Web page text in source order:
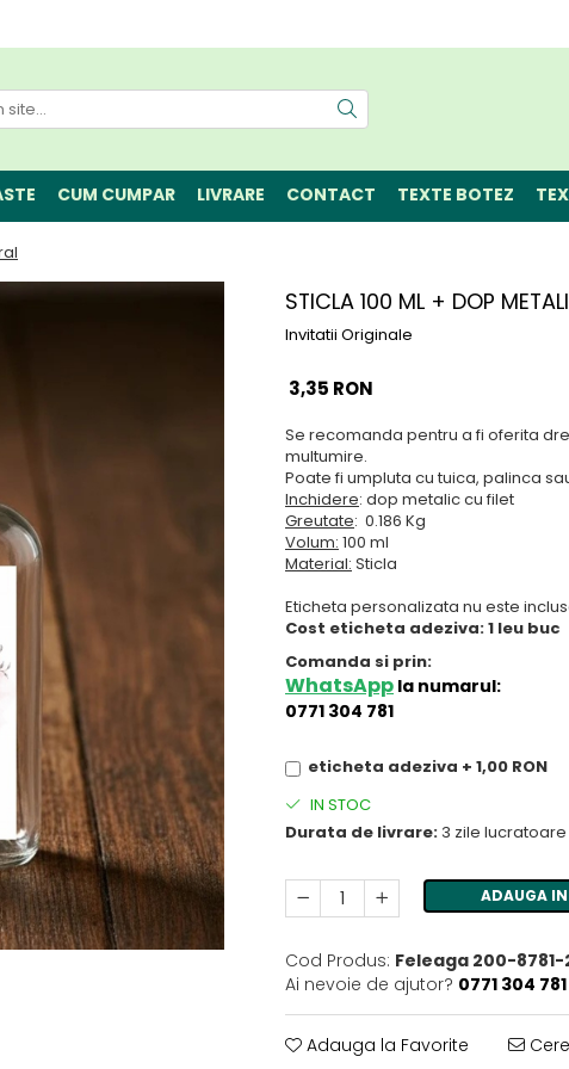
CUM CUMPAR LIVRARE CONTACT TEXTE BOTEZ
STICLA 100 ML + DOP
Invitatii Originale
3,35 RON
Se recomanda pentru a fi oferita
multumire.
Poate fi umpluta cu tuica, palinca
Inchidere: dop metalic cu filet
Greutate: 0.186 Kg
Volum: 100 ml
Material: Sticla
Eticheta personalizata nu este
Cost eticheta adeziva: 1 leu buc
Comanda si prin:
WhatsApp la numarul:
0771 304 781
eticheta adeziva + 1,00 RON
IN STOC
Durata de livrare: 3 zile lucratoare
ADAUGA
Cod Produs: Feleaga 200-
Ai nevoie de ajutor? 0771 304 781
Adauga la Favorite